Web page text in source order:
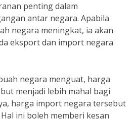
penting dalam
antar negara. Apabila
negara meningkat, ia akan
eksport dan import negara
negara menguat, harga
menjadi lebih mahal bagi
harga import negara tersebut
ini boleh memberi kesan